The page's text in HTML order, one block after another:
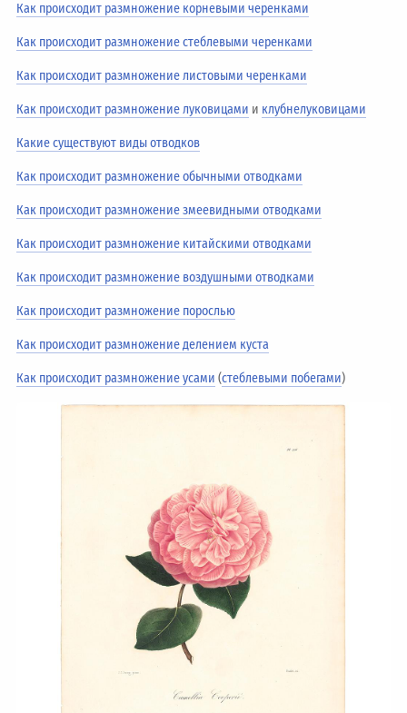
Как происходит размножение корневыми черенками
Как происходит размножение стеблевыми черенками
Как происходит размножение листовыми черенками
Как происходит размножение луковицами и клубнелуковицами
Какие существуют виды отводков
Как происходит размножение обычными отводками
Как происходит размножение змеевидными отводками
Как происходит размножение китайскими отводками
Как происходит размножение воздушными отводками
Как происходит размножение порослью
Как происходит размножение делением куста
Как происходит размножение усами (стеблевыми побегами)